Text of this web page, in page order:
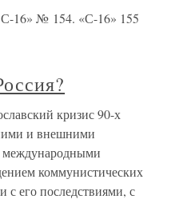
16» № 154. «С-16» 155
кризис 90-х
и внешними
международными
коммунистических
его последствиями, с